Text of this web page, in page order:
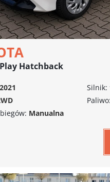
Hatchback
2021
Silnik:
Paliwo:
Manualna